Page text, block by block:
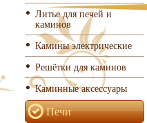
Литье для печей и
каминов
Камины электрические
Решётки для каминов
Каминные аксессуары
Печи